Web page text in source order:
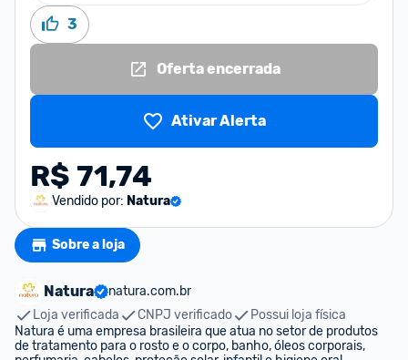
3
Oferta encerrada
Ativar Alerta
R$ 71,74
Vendido por: Natura
Sobre a loja
Natura
natura.com.br
Loja verificada
CNPJ verificado
Possui loja física
Natura é uma empresa brasileira que atua no setor de produtos
de tratamento para o rosto e o corpo, banho, óleos corporais,